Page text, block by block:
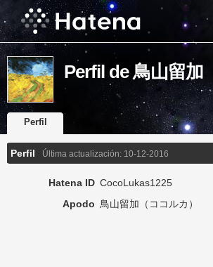
Perfil de 鳥山留加
Perfil
Perfil Última actualización: 10-12-2016
Hatena ID CocoLukas1225
Apodo 鳥山留加（ココルカ）